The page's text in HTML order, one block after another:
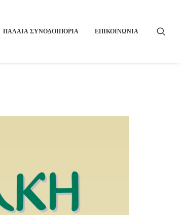
ΠΑΛΑΙΑ ΣΥΝΟΔΟΙΠΟΡΙΑ ΕΠΙΚΟΙΝΩΝΙΑ